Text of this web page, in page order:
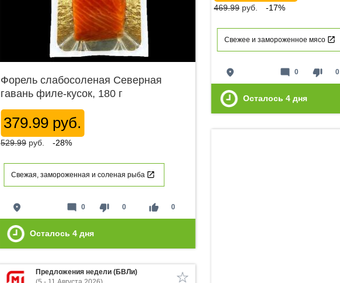
469.99 руб. -17%
Свежее и замороженное мясо
place thumb_down 0
mode_comment 0
Осталось 4 дня
Форель слабосоленая Северная
гавань филе-кусок, 180 г
379.99 руб.
529.99 руб. -28%
Свежая, замороженная и соленая рыба
place thumb_down 0 thumb_up 0
mode_comment 0
Осталось 4 дня
Предложения недели (БВЛи)